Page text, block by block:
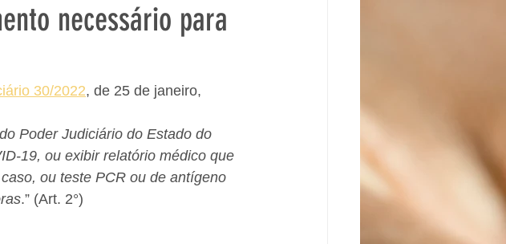
necessário para
30/2022, de 25 de janeiro,
Poder Judiciário do Estado do
19, ou exibir relatório médico que
ou teste PCR ou de antígeno
.” (Art. 2°)